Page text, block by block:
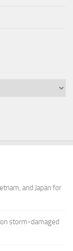
and Japan for
storm-damaged